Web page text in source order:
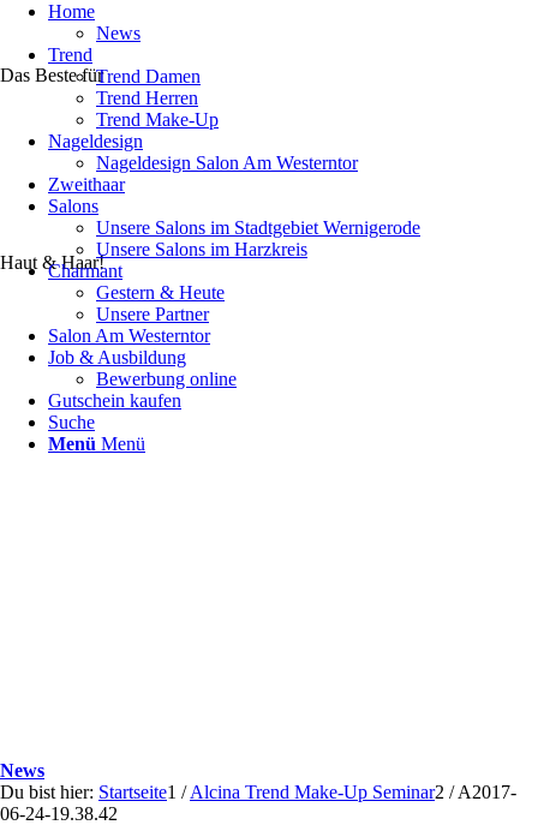
Das Beste für
Haut & Haar!
Home
News
Trend
Trend Damen
Trend Herren
Trend Make-Up
Nageldesign
Nageldesign Salon Am Westerntor
Zweithaar
Salons
Unsere Salons im Stadtgebiet Wernigerode
Unsere Salons im Harzkreis
Charmant
Gestern & Heute
Unsere Partner
Salon Am Westerntor
Job & Ausbildung
Bewerbung online
Gutschein kaufen
Suche
Menü Menü
News
Du bist hier: Startseite1 / Alcina Trend Make-Up Seminar2 / A2017-
06-24-19.38.42